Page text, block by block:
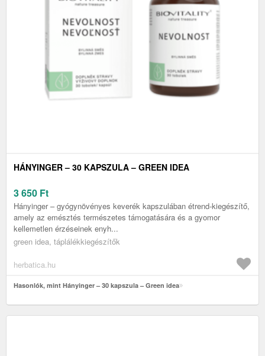
HÁNYINGER – 30 KAPSZULA – GREEN IDEA
3 650 Ft
Hányinger – gyógynövényes keverék kapszulában étrend-kiegészítő,
amely az emésztés természetes támogatására és a gyomor
kellemetlen érzéseinek enyh...
green idea, táplálékkiegészítők
herbatica.hu
Hasonlók, mint Hányinger – 30 kapszula – Green idea